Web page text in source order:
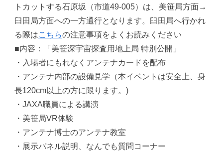
トカットする石原坂（市道49-005）は、美笹局方面→
臼田局方面への一方通行となります。臼田局へ行かれ
る際はこちらの注意事項をよくお読みください
■内容：「美笹深宇宙探査用地上局 特別公開」
・入場者にもれなくアンテナカードを配布
・アンテナ内部の設備見学（本イベントは安全上、身
長120cm以上の方に限ります。)
・JAXA職員による講演
・美笹局VR体験
・アンテナ博士のアンテナ教室
・展示パネル説明、なんでも質問コーナー